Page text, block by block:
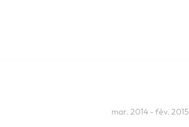
mar. 2014 - fév. 2015